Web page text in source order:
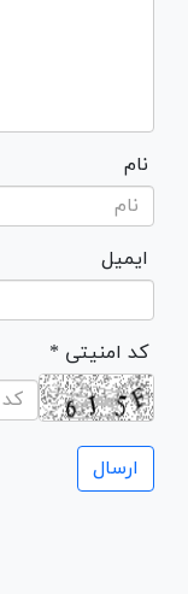
نام
ایمیل
* کد امنیتی